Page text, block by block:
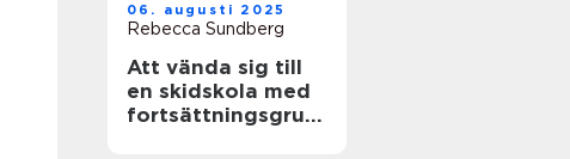
06. augusti 2025
Rebecca Sundberg
Att vända sig till
en skidskola med
fortsättningsgrup